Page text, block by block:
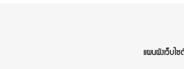
แผนผังเว็บไซ